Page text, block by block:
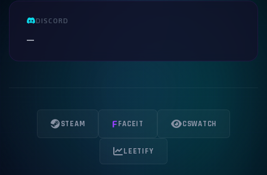
DISCORD
—
STEAM FFACEIT CSWATCH
LEETIFY